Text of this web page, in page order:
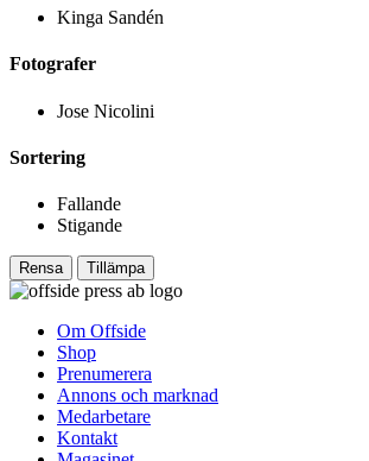
Kinga Sandén
Fotografer
Jose Nicolini
Sortering
Fallande
Stigande
Rensa Tillämpa
Om Offside
Shop
Prenumerera
Annons och marknad
Medarbetare
Kontakt